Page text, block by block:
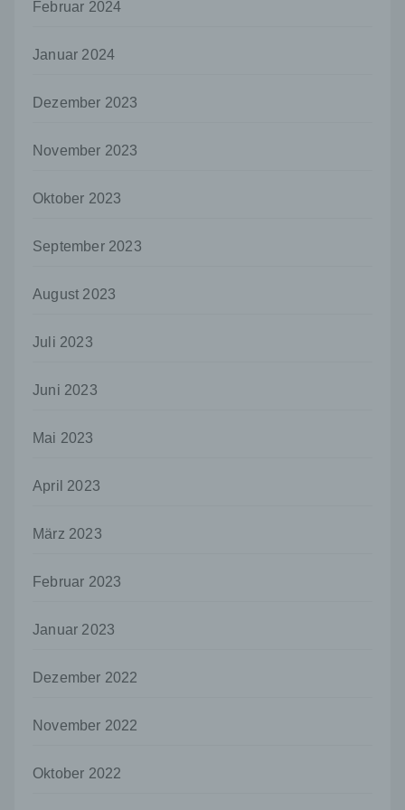
Februar 2024
Januar 2024
Dezember 2023
November 2023
Oktober 2023
September 2023
August 2023
Juli 2023
Juni 2023
Mai 2023
April 2023
März 2023
Februar 2023
Januar 2023
Dezember 2022
November 2022
Oktober 2022
und Mittel der Verarbeitung von
Sind die Zwecke und Mittel dieser
Verarbeitung durch das Unionsrecht oder
so kann der Verantwortliche
Unionsrecht oder dem Recht der
h) Auftragsverarbeiter
juristische Person, Behörde, Einrichtung
Daten im Auftrag des Verantwortlichen
verarbeitet.
i) Empfänger
Stelle, der personenbezogene Daten
es sich bei ihr um einen Dritten handelt oder
dem Unionsrecht oder dem Recht der
jedoch nicht als Empfänger.
j) Dritter
Stelle außer der betroffenen Person, dem
und den Personen, die unter der
Auftragsverarbeiters befugt sind, die
k) Einwilligung